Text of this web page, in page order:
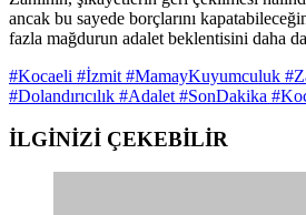
ancak bu sayede borçlarını
fazla mağdurun adalet beklentisini daha da
#Kocaeli #İzmit #MamayKuyumculuk
#Dolandırıcılık #Adalet #SonDakika
İLGİNİZİ ÇEKEBİLİR